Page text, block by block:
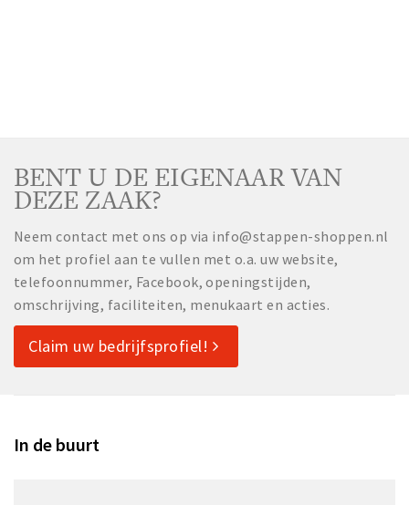
BENT U DE EIGENAAR VAN
DEZE ZAAK?
Neem contact met ons op via info@stappen-shoppen.nl
om het profiel aan te vullen met o.a. uw website,
telefoonnummer, Facebook, openingstijden,
omschrijving, faciliteiten, menukaart en acties.
Claim uw bedrijfsprofiel!
In de buurt